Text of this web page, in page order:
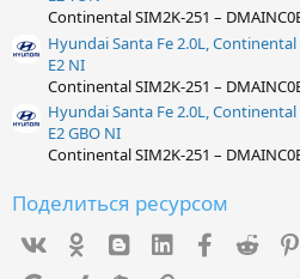
Continental SIM2K-251 –
Hyundai Santa Fe 2.0L, Continental
E2 NI
Continental SIM2K-251 –
Hyundai Santa Fe 2.0L, Continental
E2 GBO NI
Continental SIM2K-251 –
Поделиться ресурсом
Ok mes_blogger
Linked InFacebook